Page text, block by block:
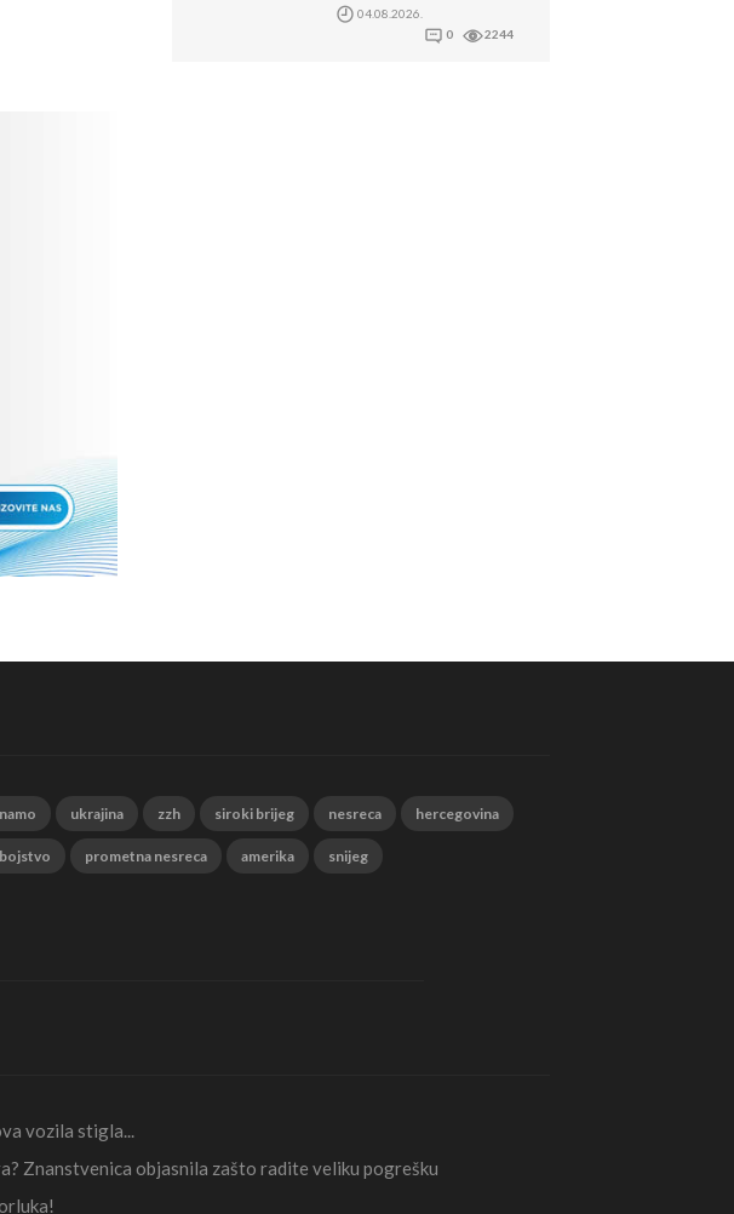
04.08.2026.
0
2244
ukrajina zzh siroki brijeg nesreca hercegovina
prometna nesreca amerika snijeg
vozila stigla...
Znanstvenica objasnila zašto radite veliku pogrešku